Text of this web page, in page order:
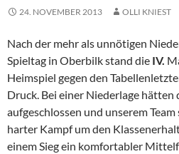
24. NOVEMBER 2013 OLLI KNIEST
Nach der mehr als unnötigen
Spieltag in Oberbilk stand die IV.
Heimspiel gegen den
Druck. Bei einer Niederlage hätten
aufgeschlossen und unserem
harter Kampf um den
einem Sieg ein komfortabler